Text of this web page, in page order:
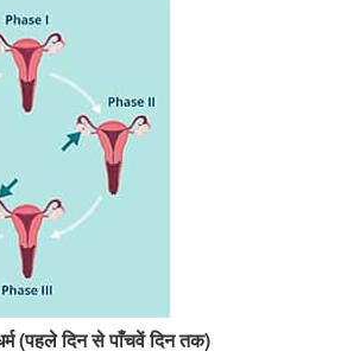
(पहले दिन से पाँचवें दिन तक)